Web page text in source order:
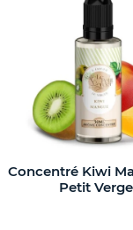
Concentré Kiwi
Petit